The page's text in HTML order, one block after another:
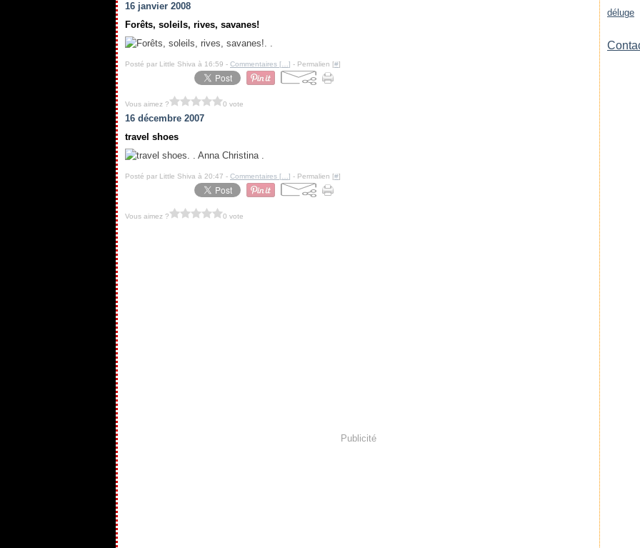
16 janvier 2008
Forêts, soleils, rives, savanes!
. .
Posté par Little Shiva à 16:59 - Commentaires [ ] - Permalien [#]
Vous aimez ? 0 vote
16 décembre 2007
travel shoes
. . Anna Christina .
Posté par Little Shiva à 20:47 - Commentaires [ ] - Permalien [#]
Vous aimez ? 0 vote
Publicité
déluge